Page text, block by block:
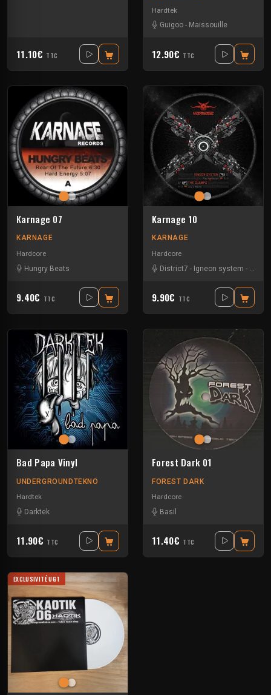
11.10€ TTC
Hardtek
Guigoo - Maissouille
12.90€ TTC
Karnage 07
KARNAGE
Hardcore
Hungry Beats
9.40€ TTC
Karnage 10
KARNAGE
Hardcore
District7 - Igneon system -
9.90€ TTC
Bad Papa Vinyl
UNDERGROUNDTEKNO
Hardtek
Darktek
11.90€ TTC
Forest Dark 01
FOREST DARK
Hardcore
Basil
11.40€ TTC
EXCLUSIVITÉ UGT